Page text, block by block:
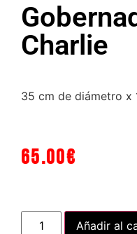
Charlie
35 cm de diámetro x
65.00€
Añadir al